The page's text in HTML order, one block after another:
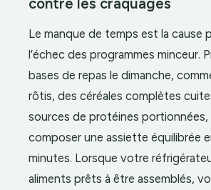
contre les craquages
Le manque de temps est la cause
l’échec des programmes minceur.
bases de repas le dimanche,
rôtis, des céréales complètes
sources de protéines
composer une assiette équilibrée
minutes. Lorsque votre
aliments prêts à être assemblés,